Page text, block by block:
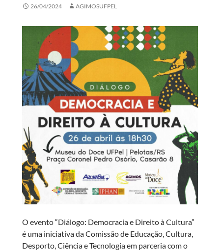
26/04/2024 AGIMOSUFPEL
O evento “Diálogo: Democracia e Direito à Cultura”
é uma iniciativa da Comissão de Educação, Cultura,
Desporto, Ciência e Tecnologia em parceria com o